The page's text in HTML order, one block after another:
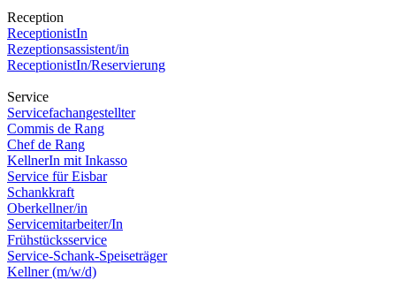
Reception
ReceptionistIn
Rezeptionsassistent/in
ReceptionistIn/Reservierung
Service
Servicefachangestellter
Commis de Rang
Chef de Rang
KellnerIn mit Inkasso
Service für Eisbar
Schankkraft
Oberkellner/in
Servicemitarbeiter/In
Frühstücksservice
Service-Schank-Speiseträger
Kellner (m/w/d)